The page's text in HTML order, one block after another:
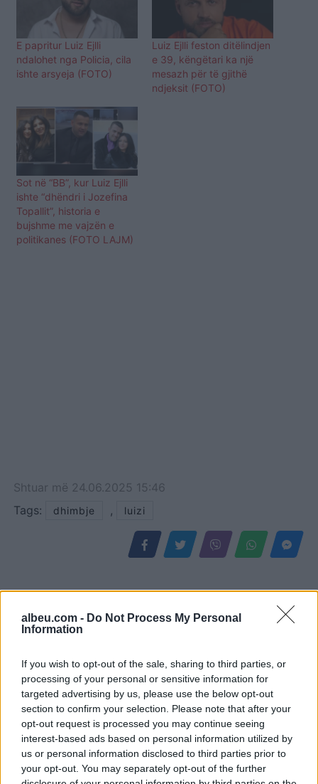
albeu.com - Do Not Process My Personal
Information
If you wish to opt-out of the sale, sharing to third parties, or
processing of your personal or sensitive information for
targeted advertising by us, please use the below opt-out
section to confirm your selection. Please note that after your
opt-out request is processed you may continue seeing
interest-based ads based on personal information utilized by
us or personal information disclosed to third parties prior to
your opt-out. You may separately opt-out of the further
E papritur Luiz Ejlli
ndalohet nga Policia, cila
ishte arsyeja (FOTO)
Luiz Ejlli feston ditëlindjen
e 39, këngëtari ka një
mesazh për të gjithë
ndjeksit (FOTO)
Sot në “BB”, kur Luiz Ejlli
ishte “dhëndri i Jozefina
Topallit”, historia e
bujshme me vajzën e
politikanes (FOTO LAJM)
Shtuar më 24.06.2025 15:46
Tags:
dhimbje , luizi
Këmbimi valutor/ Me sa
blihen e shiten dollari dhe
euro, çfarë ndodh me
monedhat e tjera
Parashikimi i yjeve, 6
Gusht 2026/ Zbuloni
shenjat më me fat për
ditën e sotme